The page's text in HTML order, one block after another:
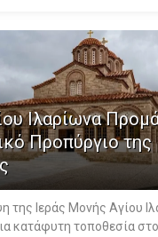
Ιλαρίωνα
Προπύργιο της
της Ιεράς Μονής Αγίου
κατάφυτη τοποθεσία